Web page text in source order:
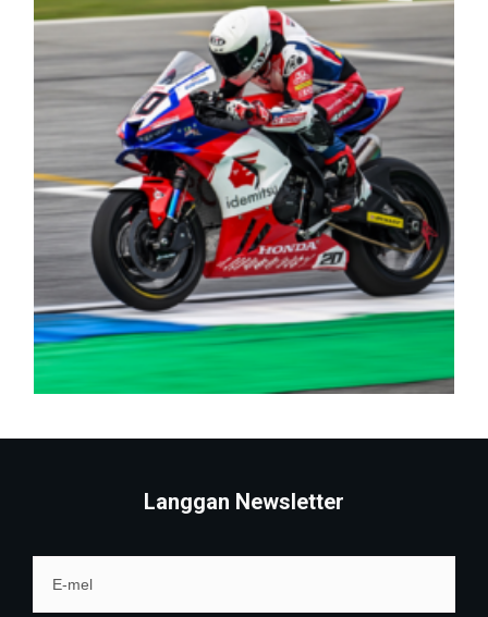
Langgan Newsletter